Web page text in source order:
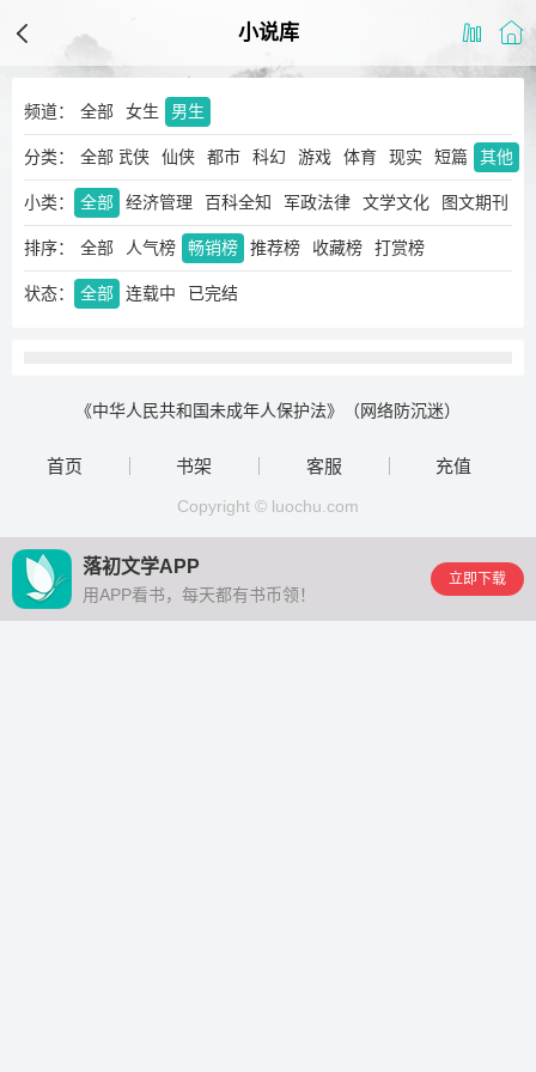
小说库
频道： 全部 女生 男生
分类： 全部
玄幻 奇幻 武侠 仙侠 都市 科幻 游戏 体育 现实 短篇 其他
小类： 全部 经济管理 百科全知 军政法律 文学文化 图文期刊
排序： 全部 人气榜 畅销榜 推荐榜 收藏榜 打赏榜
状态： 全部 连载中 已完结
《中华人民共和国未成年人保护法》（网络防沉迷）
首页 书架 客服 充值
Copyright © luochu.com
落初文学APP
用APP看书，每天都有书币领！
立即下载